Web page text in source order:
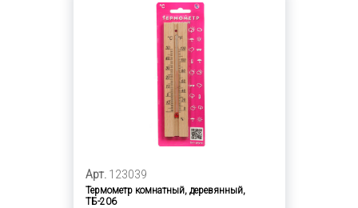
Арт. 123039
Термометр комнатный, деревянный,
ТБ-206